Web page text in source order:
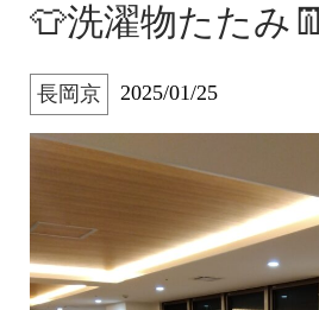
👕洗濯物たたみ👖
長岡京 2025/01/25